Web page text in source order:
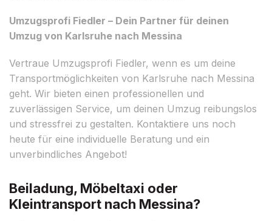
Umzugsprofi Fiedler – Dein Partner für deinen
Umzug von Karlsruhe nach Messina
Vertraue Umzugsprofi Fiedler, wenn es um deine
Transportmöglichkeiten von Karlsruhe nach Messina
geht. Wir bieten einen professionellen und
zuverlässigen Service, um deinen Umzug reibungslos
und stressfrei zu gestalten. Kontaktiere uns noch
heute für eine individuelle Beratung und ein
unverbindliches Angebot!
Beiladung, Möbeltaxi oder
Kleintransport nach Messina?